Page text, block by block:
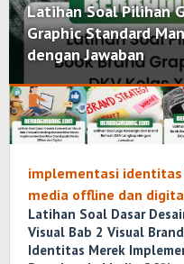
Latihan Soal Pilihan
Graphic Standard
dengan Jawaban
implementasi identitas
media offline dan
Latihan Soal Dasar
Visual Bab 2 Visual
Identitas Merek